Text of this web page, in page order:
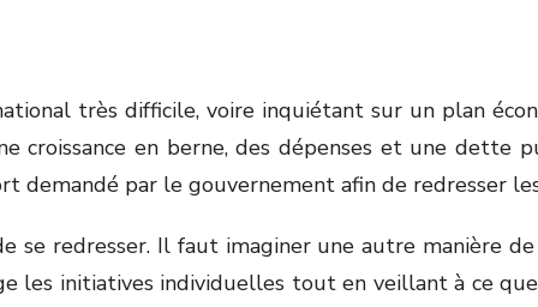
très difficile, voire inquiétant sur un plan
croissance en berne, des dépenses et une
demandé par le gouvernement afin de redresser
redresser. Il faut imaginer une autre manière
les initiatives individuelles tout en veillant à ce